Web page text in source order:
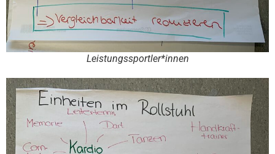
Leistungssportler*innen